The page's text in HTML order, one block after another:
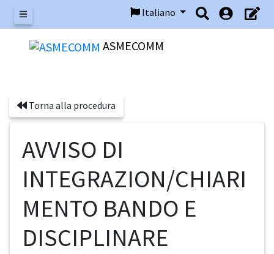
Menu
Italiano
ASMECOMM
Torna alla procedura
AVVISO DI
INTEGRAZION/CHIARI
MENTO BANDO E
DISCIPLINARE